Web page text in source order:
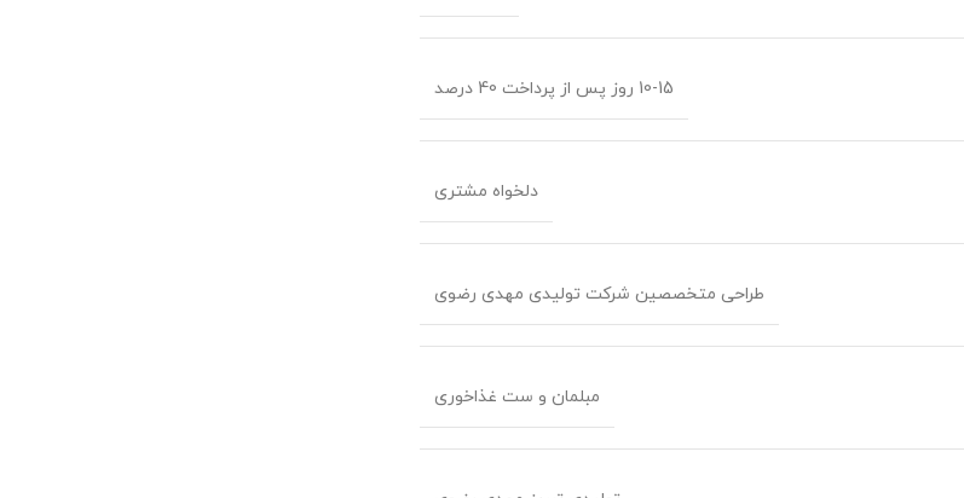
10-15 روز پس از پرداخت 40 درصد
دلخواه مشتری
طراحی متخصصین شرکت تولیدی مهدی رضوی
مبلمان و ست غذاخوری